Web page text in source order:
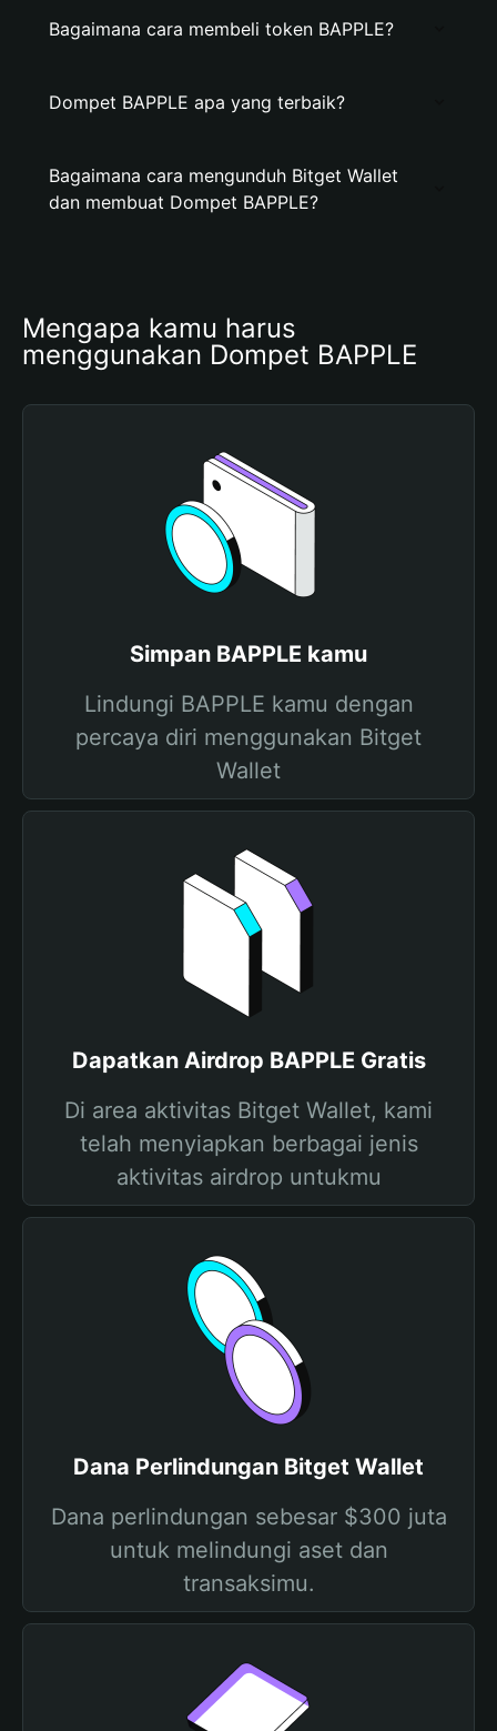
Bagaimana cara membeli token BAPPLE?
Dompet BAPPLE apa yang terbaik?
Bagaimana cara mengunduh Bitget Wallet
dan membuat Dompet BAPPLE?
Mengapa kamu harus
menggunakan Dompet BAPPLE
Simpan BAPPLE kamu
Lindungi BAPPLE kamu dengan
percaya diri menggunakan Bitget
Wallet
Dapatkan Airdrop BAPPLE Gratis
Di area aktivitas Bitget Wallet, kami
telah menyiapkan berbagai jenis
aktivitas airdrop untukmu
Dana Perlindungan Bitget Wallet
Dana perlindungan sebesar $300 juta
untuk melindungi aset dan
transaksimu.